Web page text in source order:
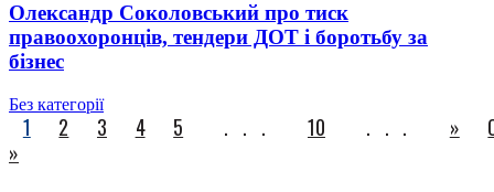
Олександр Соколовський про тиск
правоохоронців, тендери ДОТ і боротьбу за
бізнес
Без категорії
1 2 3 4 5 ... 10 ... »
»